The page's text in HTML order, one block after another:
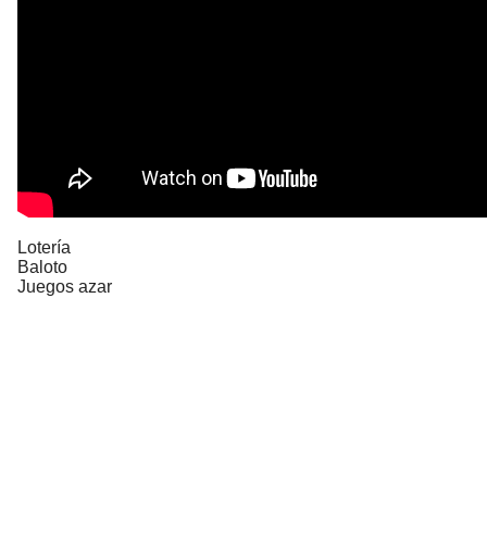
Lotería
Baloto
Juegos azar